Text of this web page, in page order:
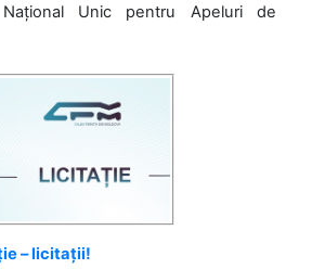
Unic pentru Apeluri de
– licitații!